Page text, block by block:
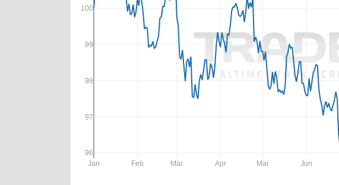
Jan Feb Mär Apr Mai Jun
96
97
98
99
100